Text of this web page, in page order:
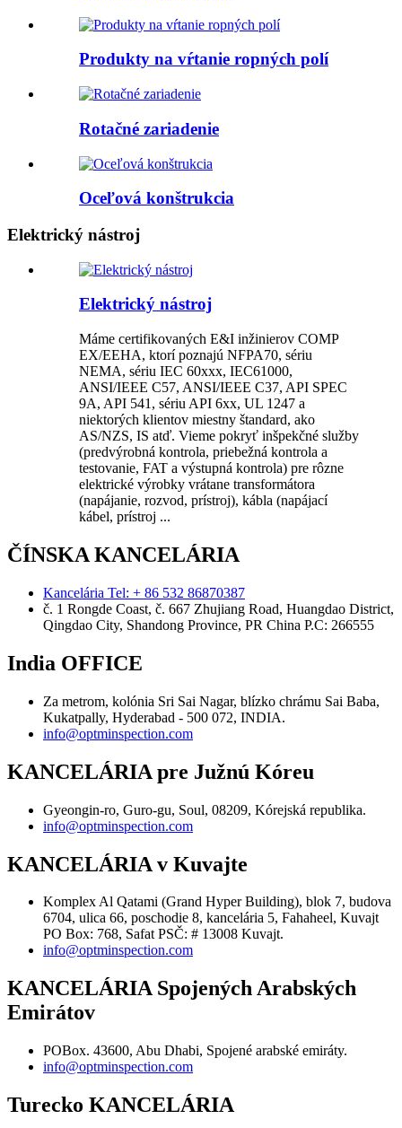
Produkty na vŕtanie ropných polí
Rotačné zariadenie
Oceľová konštrukcia
Elektrický nástroj
Elektrický nástroj
Máme certifikovaných E&I inžinierov COMP
EX/EEHA, ktorí poznajú NFPA70, sériu
NEMA, sériu IEC 60xxx, IEC61000,
ANSI/IEEE C57, ANSI/IEEE C37, API SPEC
9A, API 541, sériu API 6xx, UL 1247 a
niektorých klientov miestny štandard, ako
AS/NZS, IS atď. Vieme pokryť inšpekčné služby
(predvýrobná kontrola, priebežná kontrola a
testovanie, FAT a výstupná kontrola) pre rôzne
elektrické výrobky vrátane transformátora
(napájanie, rozvod, prístroj), kábla (napájací
kábel, prístroj ...
ČÍNSKA KANCELÁRIA
Kancelária Tel: + 86 532 86870387
č. 1 Rongde Coast, č. 667 Zhujiang Road, Huangdao District,
Qingdao City, Shandong Province, PR China Р.С: 266555
India OFFICE
Za metrom, kolónia Sri Sai Nagar, blízko chrámu Sai Baba,
Kukatpally, Hyderabad - 500 072, INDIA.
info@optminspection.com
KANCELÁRIA pre Južnú Kóreu
Gyeongin-ro, Guro-gu, Soul, 08209, Kórejská republika.
info@optminspection.com
KANCELÁRIA v Kuvajte
Komplex Al Qatami (Grand Hyper Building), blok 7, budova
6704, ulica 66, poschodie 8, kancelária 5, Fahaheel, Kuvajt
PO Box: 768, Safat PSČ: # 13008 Kuvajt.
info@optminspection.com
KANCELÁRIA Spojených Arabských
Emirátov
POBox. 43600, Abu Dhabi, Spojené arabské emiráty.
info@optminspection.com
Turecko KANCELÁRIA